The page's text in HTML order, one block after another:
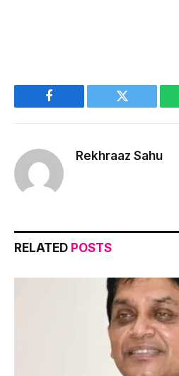
Facebook Twitter
Rekhraaz Sahu
RELATED POSTS